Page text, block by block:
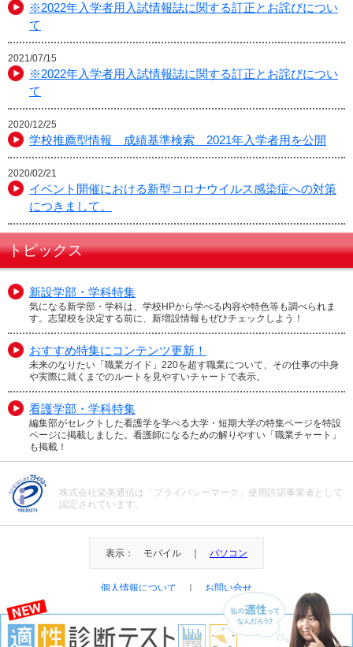
※2022年入学者用入試情報誌に関する訂正とお詫びについ
て
2021/07/15
※2022年入学者用入試情報誌に関する訂正とお詫びについ
て
2020/12/25
学校推薦型情報 成績基準検索 2021年入学者用を公開
2020/02/21
イベント開催における新型コロナウイルス感染症への対策
につきまして。
トピックス
新設学部・学科特集
気になる新学部・学科は、学校HPから学べる内容や特色等も調べられま
す。志望校を決定する前に、新増設情報もぜひチェックしよう！
おすすめ特集にコンテンツ更新！
未来のなりたい「職業ガイド」220を超す職業について、その仕事の中身
や実際に就くまでのルートを見やすいチャートで表示。
看護学部・学科特集
編集部がセレクトした看護学を学べる大学・短期大学の特集ページを特設
ページに掲載しました。看護師になるための解りやすい「職業チャート」
も掲載！
株式会社栄美通信は「プライバシーマーク」使用許諾事業者として
認定されています。
表示： モバイル ｜ パソコン
個人情報について お問い合せ
＠Eibi Tsushin All Right Reserved.